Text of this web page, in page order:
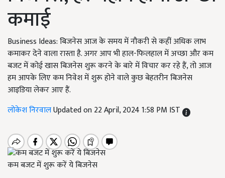
कमाई
Business Ideas: बिजनेस आज के समय में नौकरी से कहीं अधिक लाभ
कमाकर देने वाला रास्ता है. अगर आप भी हाल-फिलहाल में अच्छा और कम
बजट में कोई खास बिजनेस शुरू करने के बारे में विचार कर रहे हैं, तो आज
हम आपके लिए कम निवेश में शुरू होने वाले कुछ बेहतरीन बिजनेस
आइडिया लेकर आए हैं.
लोकेश निरवालUpdated on 22 April, 2024 1:58 PM IST
कम बजट में शुरू करें ये बिजनेस